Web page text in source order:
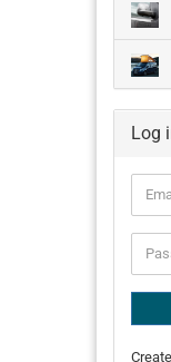
Log